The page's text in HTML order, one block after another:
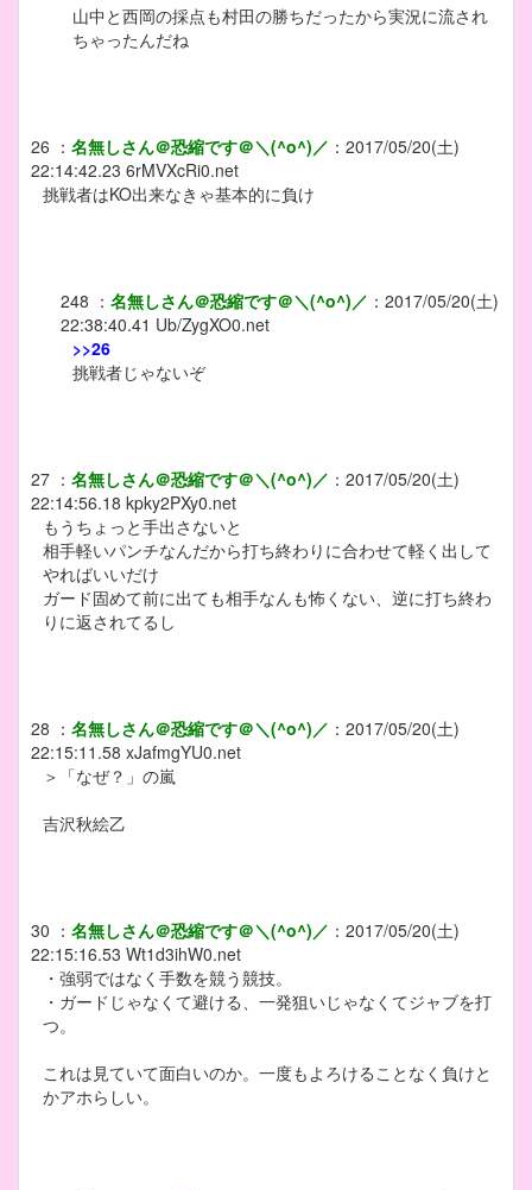
山中と西岡の採点も村田の勝ちだったから実況に流され
ちゃったんだね
26 ： 名無しさん＠恐縮です＠＼(^o^)／ ： 2017/05/20(土)
22:14:42.23 6rMVXcRi0.net
挑戦者はKO出来なきゃ基本的に負け
248 ： 名無しさん＠恐縮です＠＼(^o^)／ ： 2017/05/20(土)
22:38:40.41 Ub/ZygXO0.net
>>26
挑戦者じゃないぞ
27 ： 名無しさん＠恐縮です＠＼(^o^)／ ： 2017/05/20(土)
22:14:56.18 kpky2PXy0.net
もうちょっと手出さないと
相手軽いパンチなんだから打ち終わりに合わせて軽く出して
やればいいだけ
ガード固めて前に出ても相手なんも怖くない、逆に打ち終わ
りに返されてるし
28 ： 名無しさん＠恐縮です＠＼(^o^)／ ： 2017/05/20(土)
22:15:11.58 xJafmgYU0.net
＞「なぜ？」の嵐
吉沢秋絵乙
30 ： 名無しさん＠恐縮です＠＼(^o^)／ ： 2017/05/20(土)
22:15:16.53 Wt1d3ihW0.net
・強弱ではなく手数を競う競技。
・ガードじゃなくて避ける、一発狙いじゃなくてジャブを打
つ。
これは見ていて面白いのか。一度もよろけることなく負けと
かアホらしい。